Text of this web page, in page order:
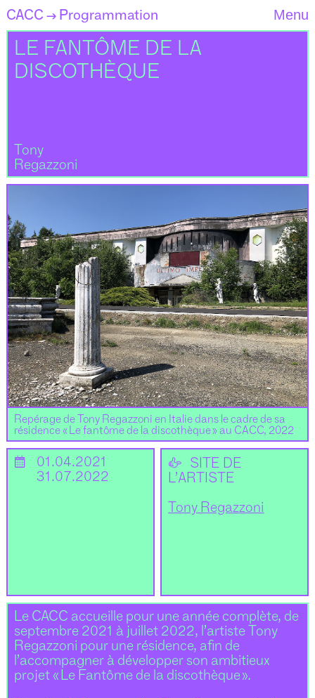
CACC →Programmation Menu
Repérage de Tony Regazzoni en Italie dans le cadre de sa
résidence « Le fantôme de la discothèque » au CACC, 2022
LE FANTÔME DE LA
DISCOTHÈQUE
Tony
Regazzoni
📅
01.04.2021
31.07.2022
Le CACC accueille pour une année complète, de
septembre 2021 à juillet 2022, l’artiste Tony
Regazzoni pour une résidence, afin de
l’accompagner à développer son ambitieux
projet « Le Fantôme de la discothèque ».
👉
SITE DE
L’ARTISTE
Tony Regazzoni